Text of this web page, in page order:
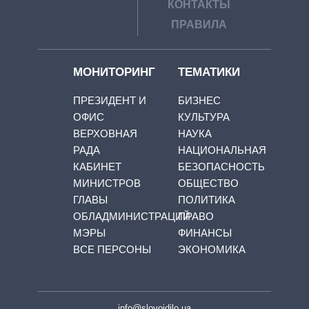
КОНТАКТЫ
ПРАВИЛА
МОНИТОРИНГ
ПРЕЗИДЕНТ И
ОФИС
ВЕРХОВНАЯ
РАДА
КАБИНЕТ
МИНИСТРОВ
ГЛАВЫ
ОБЛАДМИНИСТРАЦИЙ
МЭРЫ
ВСЕ ПЕРСОНЫ
ТЕМАТИКИ
БИЗНЕС
КУЛЬТУРА
НАУКА
НАЦИОНАЛЬНАЯ
БЕЗОПАСНОСТЬ
ОБЩЕСТВО
ПОЛИТИКА
ПРАВО
ФИНАНСЫ
ЭКОНОМИКА